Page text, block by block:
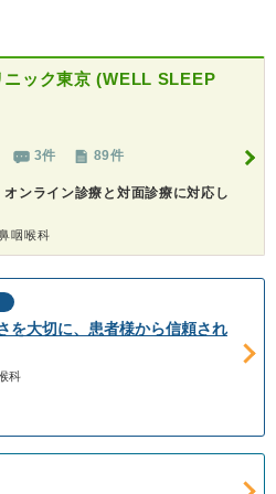
ニック東京 (WELL SLEEP
3件 89件
ンライン診療と対面診療に対応し
咽喉科
を大切に、患者様から信頼され
科